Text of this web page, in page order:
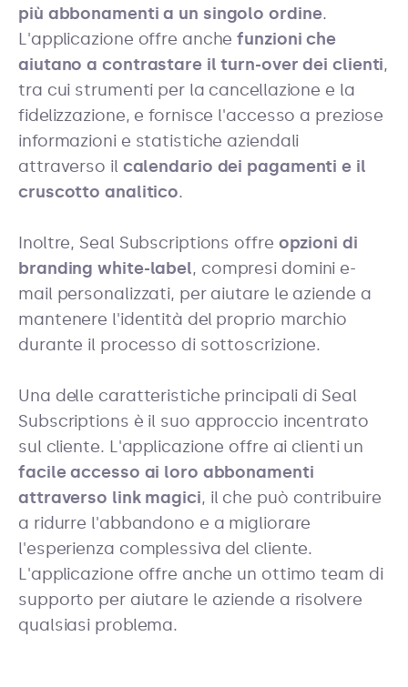
più abbonamenti a un singolo ordine.
L'applicazione offre anchefunzioni che
aiutano a contrastare il turn-over dei clienti,
tra cui strumenti per la cancellazione e la
fidelizzazione, e fornisce l'accesso a preziose
informazioni e statistiche aziendali
attraverso il calendario dei pagamenti e il
cruscotto analitico.
Inoltre, Seal Subscriptions offre opzioni di
branding white-label, compresi domini e-
mail personalizzati, per aiutare le aziende a
mantenere l'identità del proprio marchio
durante il processo di sottoscrizione.
Una delle caratteristiche principali di Seal
Subscriptions è il suo approccio incentrato
sul cliente. L'applicazione offre ai clienti un
facile accesso ai loro abbonamenti
attraverso link magici, il che può contribuire
a ridurre l'abbandono e a migliorare
l'esperienza complessiva del cliente.
L'applicazione offre anche un ottimo team di
supporto per aiutare le aziende a risolvere
qualsiasi problema.